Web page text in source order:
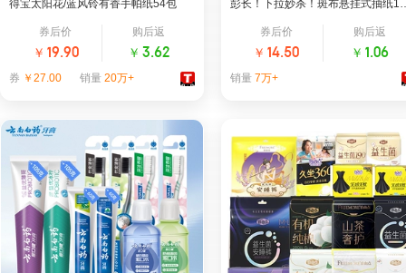
得宝太阳花/蓝风铃有香手帕纸54包
券后价
￥ 19.90
购后返
￥ 3.62
券 ￥27.00 销量 20万+
tempo得宝官方旗舰店
彭长！下拉妙
券后价
￥ 14.50
购后返
￥ 1.06
销量 7万+